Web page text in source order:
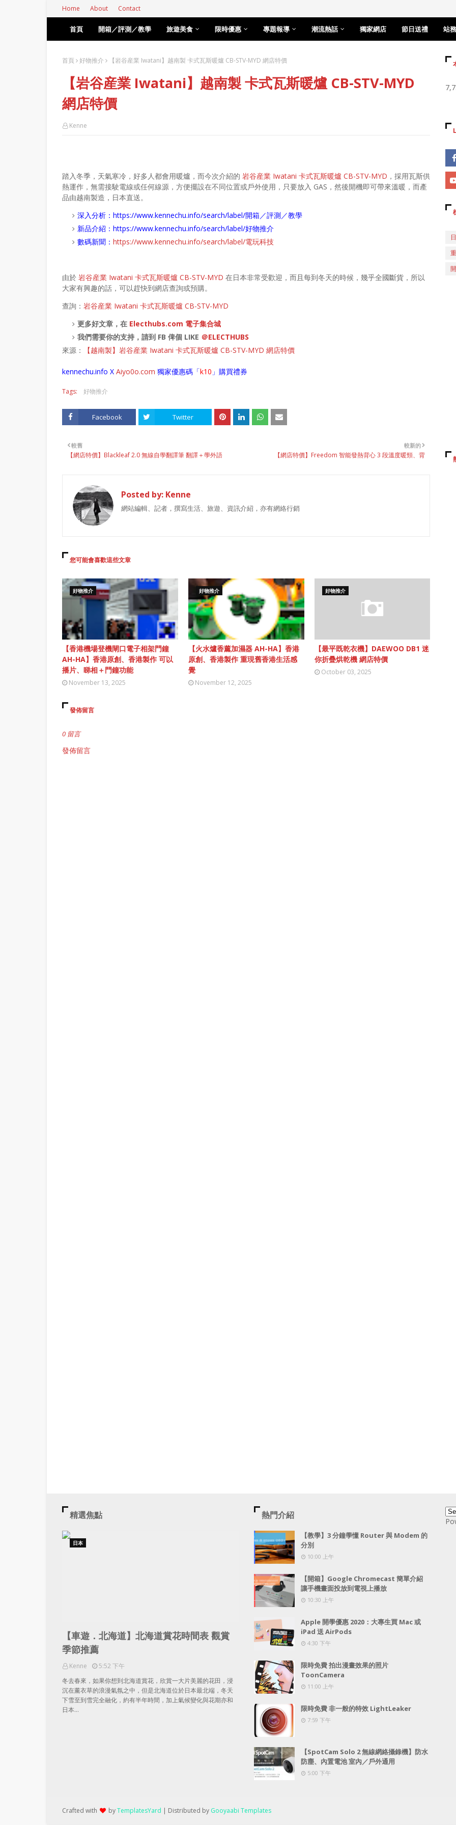
Home About Contact
首頁 開箱／評測／教學 旅遊美食 限時優惠 專題報導 潮流熱話 獨家網店 節日送禮 站
首頁 好物推介 【岩谷産業 Iwatani】越南製 卡式瓦斯暖爐 CB-STV-MYD 網店特價
【岩谷産業 Iwatani】越南製 卡式瓦斯暖爐 CB-STV-MYD
網店特價
Kenne
踏入冬季，天氣寒冷，好多人都會用暖爐，而今次介紹的 岩谷産業 Iwatani 卡式瓦斯暖爐 CB-STV-MYD ，採用瓦斯供
熱運作，無需接駛電線或任何線源，方便擺設在不同位置或戶外使用，只要放入 GAS，然後開機即可帶來溫暖，而產
品由越南製造，日本直送。
深入分析： https://www.kennechu.info/search/label/開箱／評測／教學
新品介紹： https://www.kennechu.info/search/label/好物推介
數碼新聞： https://www.kennechu.info/search/label/電玩科技
由於 岩谷産業 Iwatani 卡式瓦斯暖爐 CB-STV-MYD 在日本非常受歡迎，而且每到冬天的時候，幾乎全國斷貨，所以
大家有興趣的話，可以趕快到網店查詢或預購。
查詢： 岩谷産業 Iwatani 卡式瓦斯暖爐 CB-STV-MYD
更多好文章，在 Electhubs.com 電子集合城
我們需要你的支持，請到 FB 俾個 LIKE ＠ELECTHUBS
來源：
【越南製】岩谷産業 Iwatani 卡式瓦斯暖爐 CB-STV-MYD 網店特價
kennechu.info X Aiyo0o.com 獨家優惠碼「k10 」購買禮券
Tags: 好物推介
Facebook Twitter
較新的
【網店特價】Freedom 智能發熱背心 3 段溫度暖頸、背
較舊
【網店特價】Blackleaf 2.0 無線自學翻譯筆 翻譯＋學外語
Posted by: Kenne
網站編輯、記者，撰寫生活、旅遊、資訊介紹，亦有網絡行銷
您可能會喜歡這些文章
好物推介
【香港機場登機閘口電子相架門鐘
AH-HA】香港原創、香港製作 可以
播片、睇相＋門鐘功能
November 13, 2025
好物推介
【火水爐香薰加濕器 AH-HA】香港
原創、香港製作 重現舊香港生活感
覺
November 12, 2025
好物推介
【最平既乾衣機】DAEWOO DB1 迷
你折疊烘乾機 網店特價
October 03, 2025
發佈留言
0 留言
發佈留言
精選焦點
日本
【車遊．北海道】北海道賞花時間表 觀賞
季節推薦
Kenne
5:52 下午
冬去春來，如果你想到北海道賞花，欣賞一大片美麗的花田，浸
沉在薰衣草的浪漫氣氛之中，但是北海道位於日本最北端，冬天
下雪至到雪完全融化，約有半年時間，加上氣候變化與花期亦和
日本…
熱門介紹
【教學】3 分鐘學懂 Router 與 Modem 的
分別
10:00 上午
【開箱】Google Chromecast 簡單介紹
讓手機畫面投放到電視上播放
10:30 上午
Apple 開學優惠 2020：大專生買 Mac 或
iPad 送 AirPods
4:30 下午
限時免費 拍出漫畫效果的照片
ToonCamera
11:00 上午
限時免費 非一般的特效 LightLeaker
7:59 下午
【SpotCam Solo 2 無線網絡攝錄機】防水
防塵、內置電池 室內／戶外通用
5:00 下午
Crafted with byTemplatesYard | Distributed by Gooyaabi Templates